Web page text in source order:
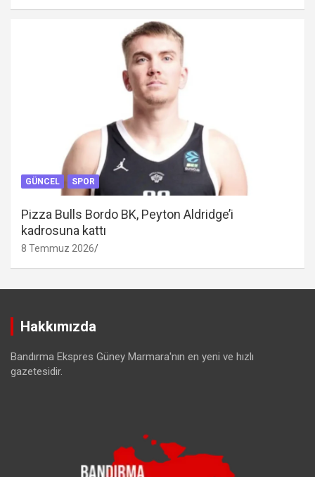
GÜNCEL SPOR
Pizza Bulls Bordo BK, Peyton Aldridge’i
kadrosuna kattı
8 Temmuz 2026
Hakkımızda
Bandırma Ekspres Güney Marmara'nın en yeni ve hızlı
gazetesidir.